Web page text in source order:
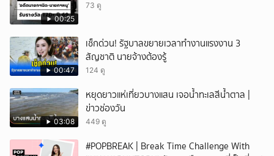
00:25
73 ดู
00:47
เช็กด่วน! รัฐบาลขยายเวลาทำงานแรงงาน 3
สัญชาติ นายจ้างต้องรู้
124 ดู
03:08
หยุดยาวแห่เที่ยวบางแสน เจอน้ำทะเลสีน้ำตาล |
ข่าวช่องวัน
449 ดู
#POPBREAK | Break Time Challenge With